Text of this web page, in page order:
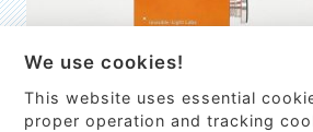
EMILIE
We use cookies!
This website uses essential
proper operation and tracking